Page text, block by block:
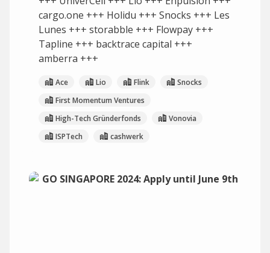
cargo.one +++ Holidu +++ Snocks +++ Les
Lunes +++ storabble +++ Flowpay +++
Tapline +++ backtrace capital +++
amberra +++
Ace Lio Flink
Snocks
First Momentum Ventures
High-Tech Gründerfonds
Vonovia
ISPTech
cashwerk